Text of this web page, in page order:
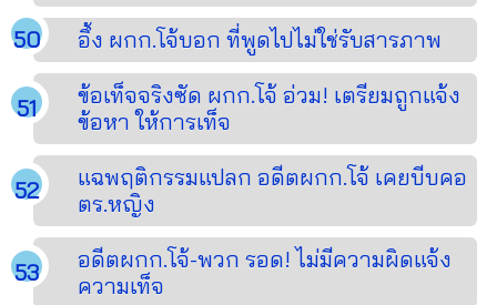
อึ้ง ผกก.โจ้บอก ที่พูดไปไม่ใช่รับสารภาพ
ข้อเท็จจริงซัด ผกก.โจ้ อ่วม! เตรียมถูกแจ้ง
ข้อหา ให้การเท็จ
แฉพฤติกรรมแปลก อดีตผกก.โจ้ เคยบีบคอ
ตร.หญิง
อดีตผกก.โจ้-พวก รอด! ไม่มีความผิดแจ้ง
ความเท็จ